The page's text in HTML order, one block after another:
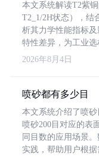
本文系统解读T2紫
T2_1/2H状态），结
析其力学性能指标
特性差异，为工业选
2026年8月4日
喷砂都有多少目
本文系统介绍了喷
喷砂200目对应的表
同目数的应用场景
实践，帮助用户根据